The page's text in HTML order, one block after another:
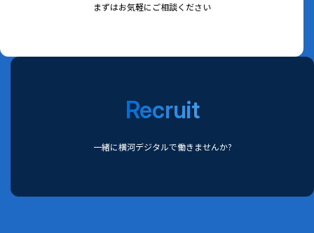
まずはお気軽にご相談ください
Recruit
一緒に横河デジタルで働きませんか?